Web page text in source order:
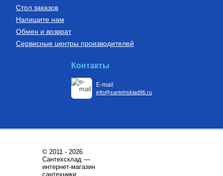
Стол заказов
Напишите нам
Обмен и возврат
Сервисные центры производителей
Контакты
E-mail
info@santehsklad96.ru
© 2011 - 2026
Сантехсклад —
интернет-магазин
сантехники